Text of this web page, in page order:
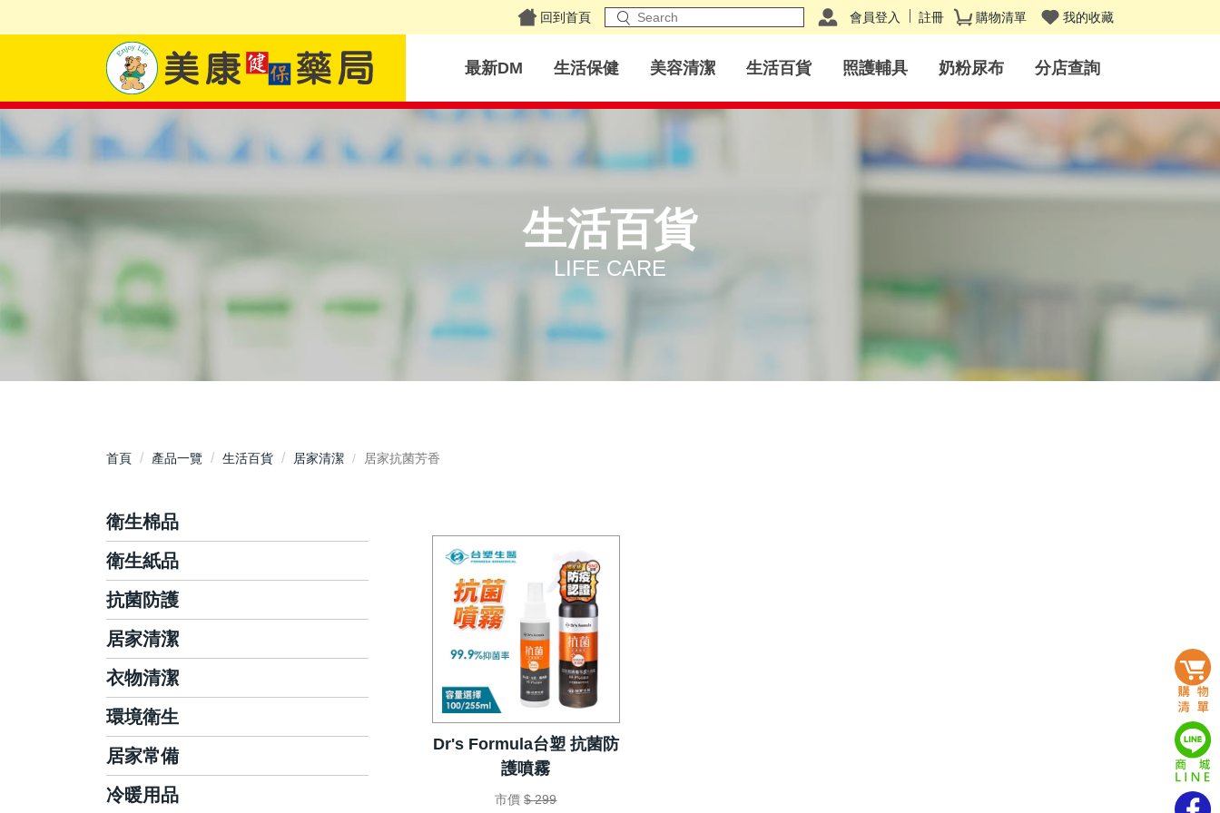
回到首頁 會員登入 註冊 購物清單 我的收藏
最新DM 生活保健 美容清潔 生活百貨 照護輔具 奶粉尿布 分店查詢
生活百貨
LIFE CARE
首頁 產品一覽 生活百貨 居家清潔 居家抗菌芳香
Dr's Formula台塑 抗菌防
護噴霧
市價 $ 299
衛生棉品
護墊
日用衛生棉
夜用衛生棉
衛生棉條
衛生紙品
抽取式衛生紙
平版/捲筒式衛生紙
面紙/隨身包
廚房紙巾
抗菌防護
洗手乳/慕斯
手部抗菌/乾洗手
抗菌濕巾
藥用酒精/酒精濕巾
泡沫洗手機
居家清潔
碗盤/蔬果清潔
廚房清潔
玻璃清潔
浴室清潔
衣物清潔
洗衣精/粉
衣物柔軟芳香
衣物局部去漬
環境衛生
環境消毒滅菌
環境芳香除臭
居家常備
棉花棒
冷暖用品